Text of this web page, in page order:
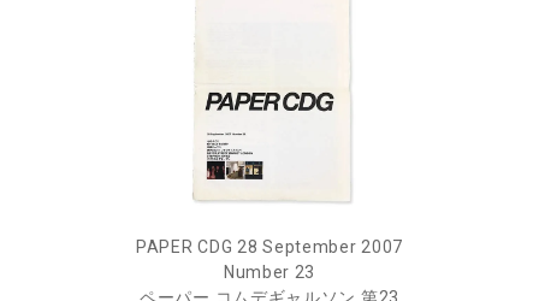
PAPER CDG 28 September 2007
Number 23